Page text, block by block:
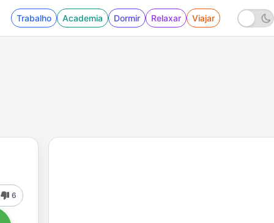
Trabalho Academia Dormir Relaxar Viajar
6